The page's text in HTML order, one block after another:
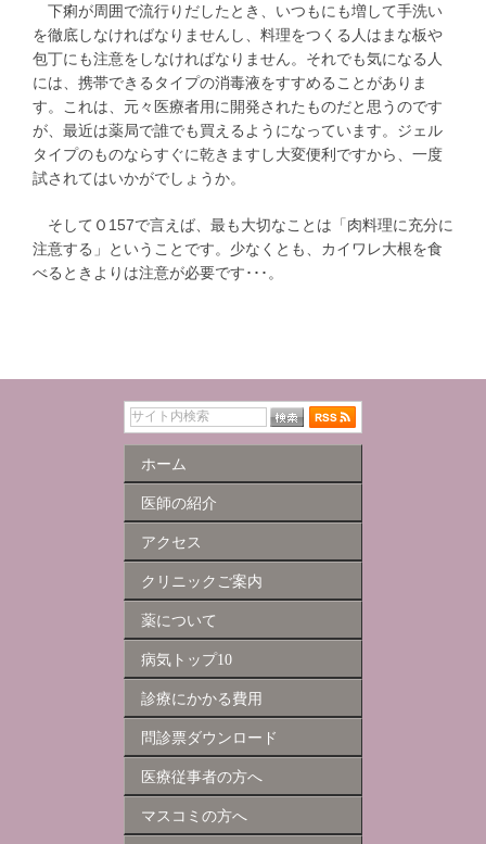
下痢が周囲で流行りだしたとき、いつもにも増して手洗い
を徹底しなければなりませんし、料理をつくる人はまな板や
包丁にも注意をしなければなりません。それでも気になる人
には、携帯できるタイプの消毒液をすすめることがありま
す。これは、元々医療者用に開発されたものだと思うのです
が、最近は薬局で誰でも買えるようになっています。ジェル
タイプのものならすぐに乾きますし大変便利ですから、一度
試されてはいかがでしょうか。
そしてＯ157で言えば、最も大切なことは「肉料理に充分に
注意する」ということです。少なくとも、カイワレ大根を食
べるときよりは注意が必要です･･･。
ホーム
医師の紹介
アクセス
クリニックご案内
薬について
病気トップ10
診療にかかる費用
問診票ダウンロード
医療従事者の方へ
マスコミの方へ